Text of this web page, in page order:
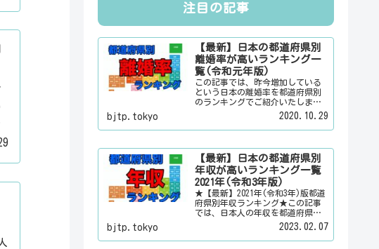
注目の記事
【最新】日本の都道府県別
離婚率が高いランキング一
覧(令和元年版)
この記事では、昨今増加している
という日本の離婚率を都道府県別
のランキングでご紹介いたしま
す。日本人は３組に１組が離婚す
るというのは本当なのかその真偽
は？その他にも、大日本観光新聞
スポット・デートスポット・パワ
ースポット・心霊スポットなどの
各都道府県の観光情報・ローカル
情報を配信しています。
bjtp.tokyo 2020.10.29
【最新】日本の都道府県別
年収が高いランキング一覧
2021年(令和3年版)
★【最新】2021年(令和3年)版都道
府県別年収ランキング★この記事
では、日本人の年収を都道府県別
のランキングで「男女合計」「男
性のみ」「女性のみ」の３パター
ンでご紹介いたします。また、月
bjtp.tokyo 2023.02.07